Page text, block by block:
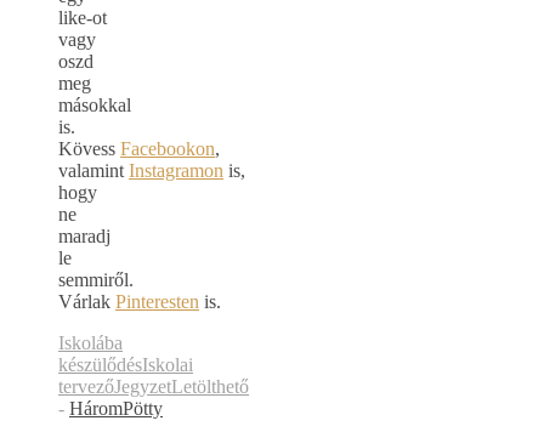
like-ot
vagy
oszd
meg
másokkal
is.
Kövess Facebookon,
valamintInstagramon is,
hogy
ne
maradj
le
semmiről.
Várlak Pinteresten is.
Iskolába
készülődésIskolai
tervezőJegyzetLetölthető
- HáromPötty